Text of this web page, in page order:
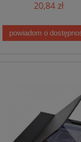
20,84 zł
powiadom o